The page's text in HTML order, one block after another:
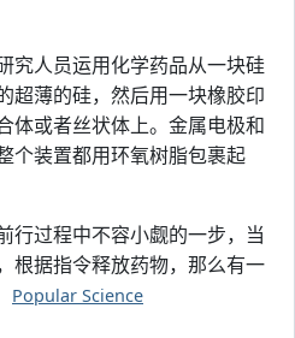
究人员运用化学药品从一块硅
超薄的硅，然后用一块橡胶印
体或者丝状体上。金属电极和
个装置都用环氧树脂包裹起
行过程中不容小觑的一步，当
根据指令释放药物，那么有一
Popular Science